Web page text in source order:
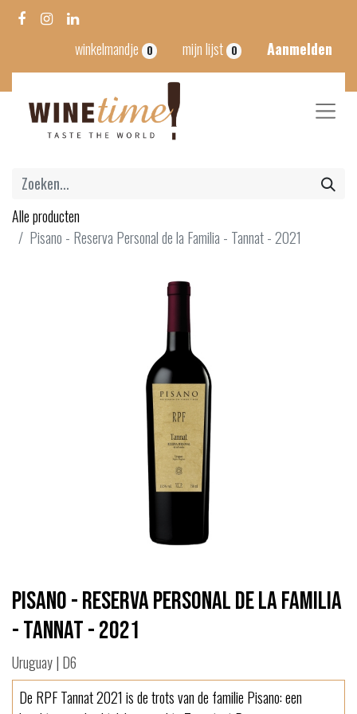
winkelmandje 0 mijn lijst 0 Aanmelden
Alle producten
Pisano - Reserva Personal de la Familia - Tannat - 2021
Pisano - Reserva Personal de la Familia
- Tannat - 2021
Uruguay | D6
De RPF Tannat 2021 is de trots van de familie Pisano: een